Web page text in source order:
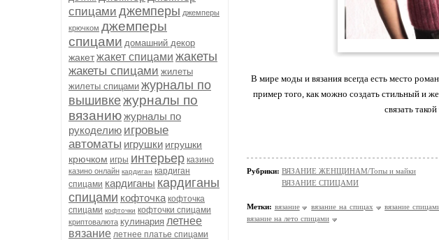
спицами джемперы джемперы
крючком джемперы
спицами домашний декор
жакетжакет спицами жакеты
жакеты спицами жилеты
жилеты спицами журналы по
вышивкежурналы по
вязаниюжурналы по
рукоделию игровые
автоматы игрушки игрушки
крючком игры интерьер казино
казино онлайн кардиган кардиган
спицами кардиганы кардиганы
спицами кофточка кофточка
спицами кофточки кофточки спицами
криптовалюта кулинария летнее
вязание летнее платье спицами
В мире моды и вязания всегда есть место
пример того, как можно создать стильный и
связать
Рубрики: ВЯЗАНИЕ ЖЕНЩИНАМ/Топы и майки
ВЯЗАНИЕ СПИЦАМИ
Метки: вязание вязание на спицах вязание
вязание на лето спицами